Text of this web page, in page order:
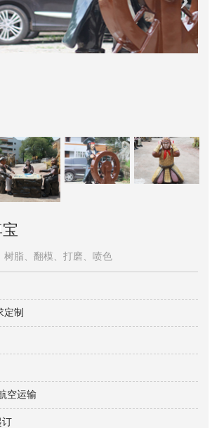
树脂、翻模、打磨、喷色
定制
空运输
订